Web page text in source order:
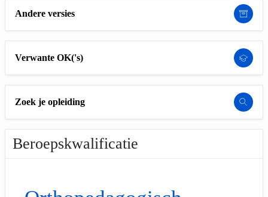
Andere versies
Verwante OK('s)
Zoek je opleiding
Beroepskwalificatie